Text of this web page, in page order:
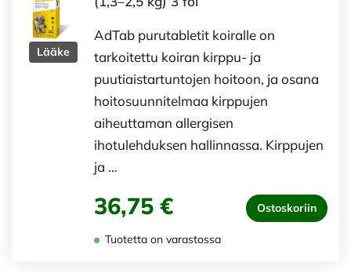
Lääke
AdTab purutabletit koiralle on
tarkoitettu koiran kirppu- ja
puutiaistartuntojen hoitoon, ja osana
hoitosuunnitelmaa kirppujen
aiheuttaman allergisen
ihotulehduksen hallinnassa. Kirppujen
ja …
36,75 € Ostoskoriin
Tuotetta on varastossa